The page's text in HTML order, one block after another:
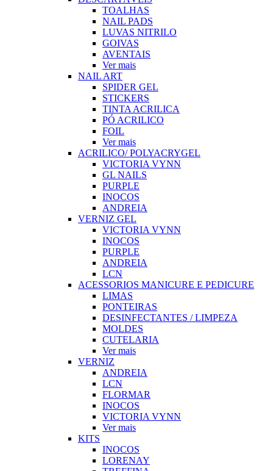
TOALHAS
NAIL PADS
LUVAS NITRILO
GOIVAS
AVENTAIS
Ver mais
NAIL ART
SPIDER GEL
STICKERS
TINTA ACRILICA
PÓ ACRILICO
FOIL
Ver mais
ACRILICO/ POLYACRYGEL
VICTORIA VYNN
GL NAILS
PURPLE
INOCOS
ANDREIA
VERNIZ GEL
VICTORIA VYNN
INOCOS
PURPLE
ANDREIA
LCN
ACESSORIOS MANICURE E PEDICURE
LIMAS
PONTEIRAS
DESINFECTANTES / LIMPEZA
MOLDES
CUTELARIA
Ver mais
VERNIZ
ANDREIA
LCN
FLORMAR
INOCOS
VICTORIA VYNN
Ver mais
KITS
INOCOS
LORENAY